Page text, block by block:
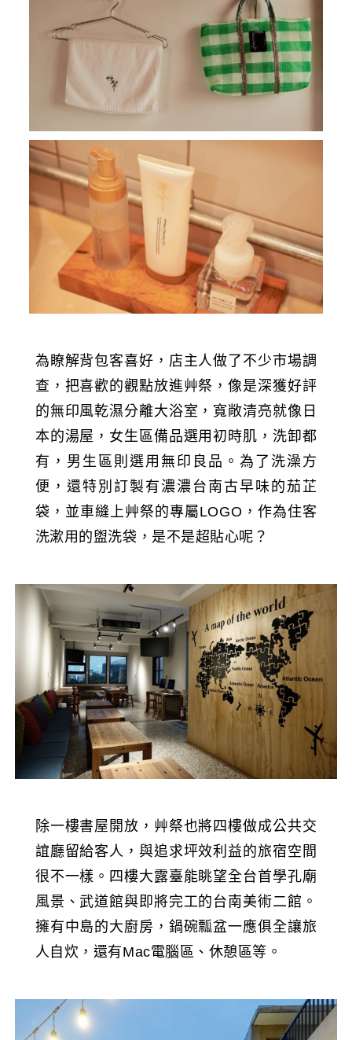
為瞭解背包客喜好，店主人做了不少市場調
查，把喜歡的觀點放進艸祭，像是深獲好評
的無印風乾濕分離大浴室，寬敞清亮就像日
本的湯屋，女生區備品選用初時肌，洗卸都
有，男生區則選用無印良品。為了洗澡方
便，還特別訂製有濃濃台南古早味的茄芷
袋，並車縫上艸祭的專屬LOGO，作為住客
洗漱用的盥洗袋，是不是超貼心呢？
除一樓書屋開放，艸祭也將四樓做成公共交
誼廳留給客人，與追求坪效利益的旅宿空間
很不一樣。四樓大露臺能眺望全台首學孔廟
風景、武道館與即將完工的台南美術二館。
擁有中島的大廚房，鍋碗瓢盆一應俱全讓旅
人自炊，還有Mac電腦區、休憩區等。